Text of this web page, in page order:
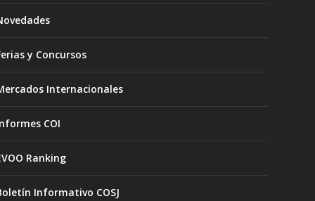
y Concursos
Internacionales
COI
Ranking
Informativo COSJ